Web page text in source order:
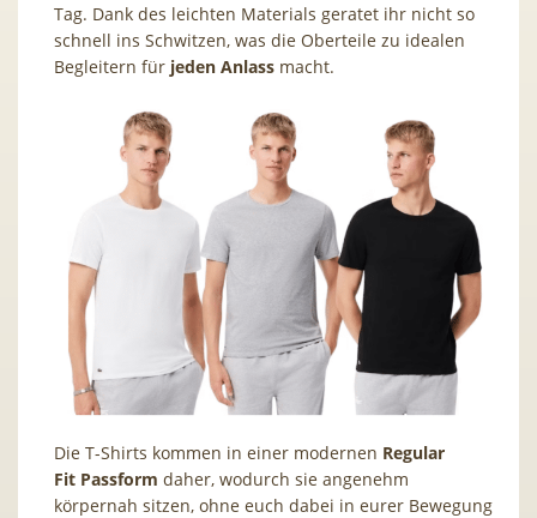
Tag. Dank des leichten Materials geratet ihr nicht so
schnell ins Schwitzen, was die Oberteile zu idealen
Begleitern für jeden Anlass macht.
Die T-Shirts kommen in einer modernen Regular
Fit Passform daher, wodurch sie angenehm
körpernah sitzen, ohne euch dabei in eurer Bewegung